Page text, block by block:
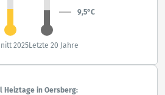
9,5°C
2025Letzte 20 Jahre
Heiztage in Oersberg: